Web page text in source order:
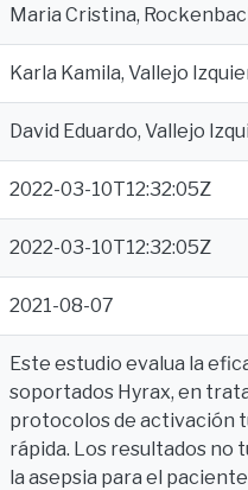
Maria Cristina,
Karla Kamila, Vallejo
David Eduardo, Vallejo
2022-03-10T12:32:05Z
2022-03-10T12:32:05Z
2021-08-07
Este estudio evalua la
soportados Hyrax, en
protocolos de activación
rápida. Los resultados no
la asepsia para el